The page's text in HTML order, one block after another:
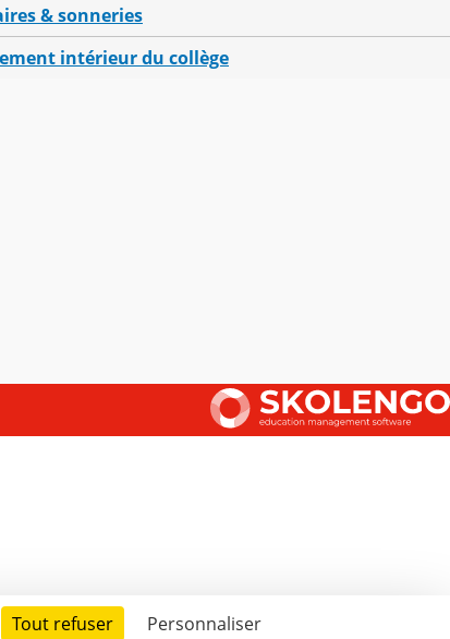
& sonneries
intérieur du collège
Tout refuser Personnaliser